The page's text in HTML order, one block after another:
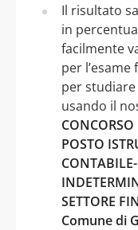
Il risultato
in
facilmente
per
per
usando il
POSTO
SETTORE
Comune di